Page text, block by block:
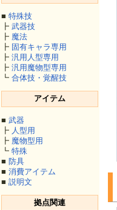
■ 特殊技
┣ 武器技
┣ 魔法
┣ 固有キャラ専用
┣ 汎用人型専用
┣ 汎用魔物型専用
┗ 合体技・覚醒技
アイテム
■ 武器
┣ 人型用
┣ 魔物型用
┗ 特殊
■ 防具
■ 消費アイテム
■ 説明文
拠点関連